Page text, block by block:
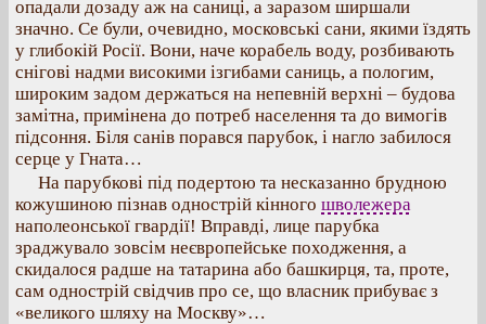
опадали дозаду аж на саниці, а заразом ширшали
значно. Се були, очевидно, московські сани, якими їздять
у глибокій Росії. Вони, наче корабель воду, розбивають
снігові надми високими ізгибами саниць, а пологим,
широким задом держаться на непевній верхні – будова
замітна, примінена до потреб населення та до вимогів
підсоння. Біля санів порався парубок, і нагло забилося
серце у Гната…
На парубкові під подертою та несказанно брудною
кожушиною пізнав однострій кінного шволежера
наполеонської гвардії! Вправді, лице парубка
зраджувало зовсім неєвропейське походження, а
скидалося радше на татарина або башкирця, та, проте,
сам однострій свідчив про се, що власник прибуває з
«великого шляху на Москву»…